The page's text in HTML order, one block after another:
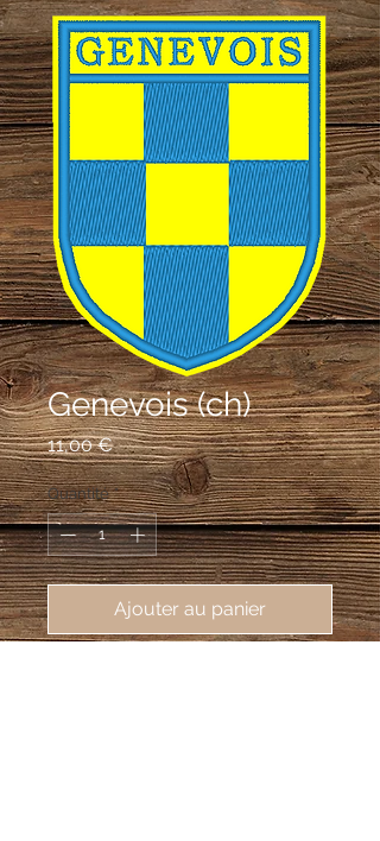
Genevois (ch)
11,00 €Prix
Quantité *
Ajouter au panier